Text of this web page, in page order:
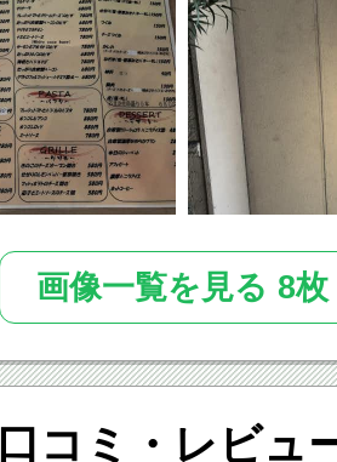
画像一覧を見る 8枚
口コミ・レビュ